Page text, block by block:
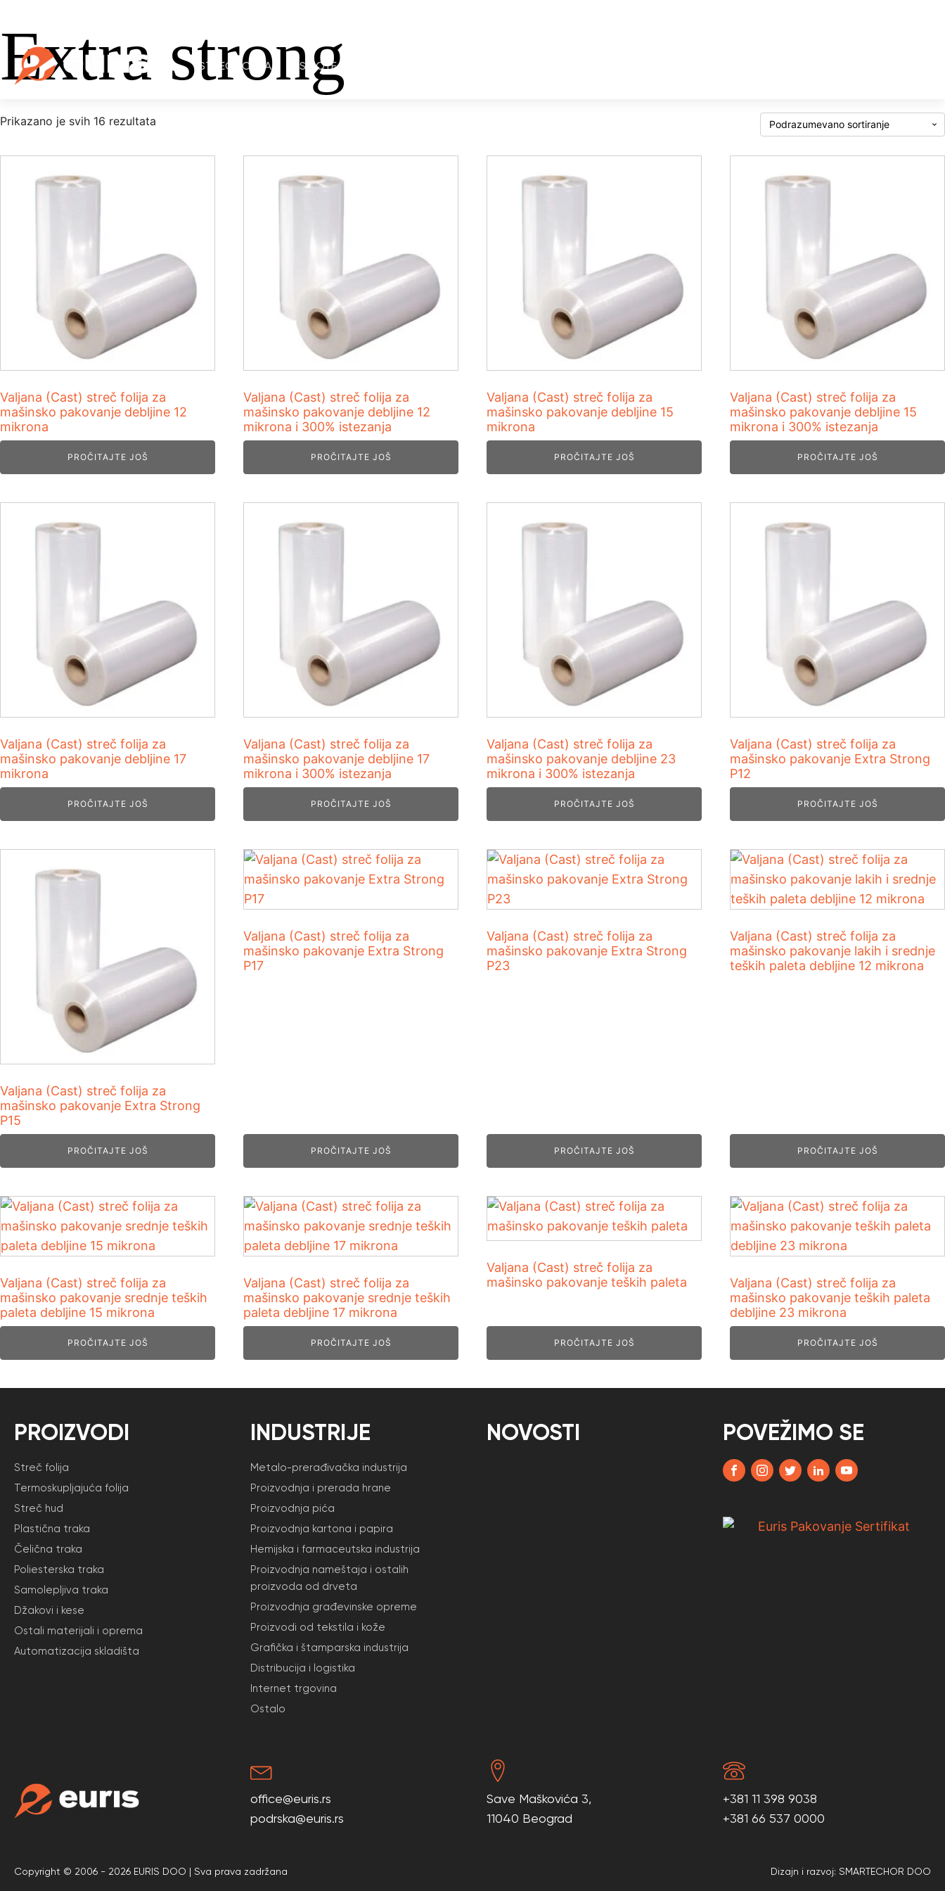
STREČ FOLIJA SELOTEJP TRAKA
Extra strong
Prikazano je svih 16 rezultata
Valjana (Cast) streč folija za
mašinsko pakovanje debljine 12
mikrona
PROČITAJTE JOŠ
Valjana (Cast) streč folija za
mašinsko pakovanje debljine 12
mikrona i 300% istezanja
PROČITAJTE JOŠ
Valjana (Cast) streč folija za
mašinsko pakovanje debljine 15
mikrona
PROČITAJTE JOŠ
Valjana (Cast) streč folija za
mašinsko pakovanje debljine 15
mikrona i 300% istezanja
PROČITAJTE JOŠ
Valjana (Cast) streč folija za
mašinsko pakovanje debljine 17
mikrona
PROČITAJTE JOŠ
Valjana (Cast) streč folija za
mašinsko pakovanje debljine 17
mikrona i 300% istezanja
PROČITAJTE JOŠ
Valjana (Cast) streč folija za
mašinsko pakovanje debljine 23
mikrona i 300% istezanja
PROČITAJTE JOŠ
Valjana (Cast) streč folija za
mašinsko pakovanje Extra Strong
P12
PROČITAJTE JOŠ
Valjana (Cast) streč folija za
mašinsko pakovanje Extra Strong
P15
PROČITAJTE JOŠ
Valjana (Cast) streč folija za
mašinsko pakovanje Extra Strong
P17
PROČITAJTE JOŠ
Valjana (Cast) streč folija za
mašinsko pakovanje Extra Strong
P23
PROČITAJTE JOŠ
Valjana (Cast) streč folija za
mašinsko pakovanje lakih i srednje
teških paleta debljine 12 mikrona
PROČITAJTE JOŠ
Valjana (Cast) streč folija za
mašinsko pakovanje srednje teških
paleta debljine 15 mikrona
PROČITAJTE JOŠ
Valjana (Cast) streč folija za
mašinsko pakovanje srednje teških
paleta debljine 17 mikrona
PROČITAJTE JOŠ
Valjana (Cast) streč folija za
mašinsko pakovanje teških paleta
PROČITAJTE JOŠ
Valjana (Cast) streč folija za
mašinsko pakovanje teških paleta
debljine 23 mikrona
PROČITAJTE JOŠ
PROIZVODI
Streč folija
Termoskupljajuća folija
Streč hud
Plastična traka
Čelična traka
Poliesterska traka
Samolepljiva traka
Džakovi i kese
Ostali materijali i oprema
Automatizacija skladišta
INDUSTRIJE
Metalo-prerađivačka industrija
Proizvodnja i prerada hrane
Proizvodnja pića
Proizvodnja kartona i papira
Hemijska i farmaceutska industrija
Proizvodnja nameštaja i ostalih
proizvoda od drveta
Proizvodnja građevinske opreme
Proizvodi od tekstila i kože
Grafička i štamparska industrija
Distribucija i logistika
Internet trgovina
Ostalo
NOVOSTI POVEŽIMO SE
office@euris.rs
podrska@euris.rs
Save Maškovića 3,
11040 Beograd
+381 11 398 9038
+381 66 537 0000
Copyright © 2006 - 2026 EURIS DOO | Sva prava zadržana Dizajn i razvoj: SMARTECHOR DOO